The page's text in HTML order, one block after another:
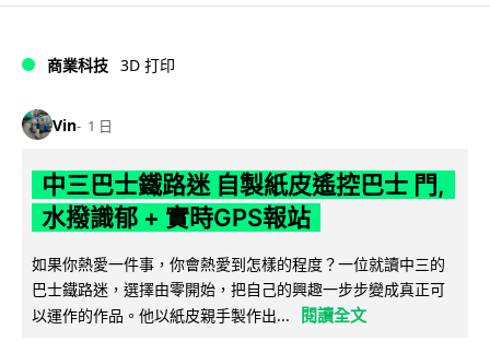
商業科技 3D 打印
Vin 1 日
中三巴士鐵路迷 自製紙皮遙控巴士 門,
水撥識郁 + 實時GPS報站
如果你熱愛一件事，你會熱愛到怎樣的程度？一位就讀中三的
巴士鐵路迷，選擇由零開始，把自己的興趣一步步變成真正可
以運作的作品。他以紙皮親手製作出...
閱讀全文